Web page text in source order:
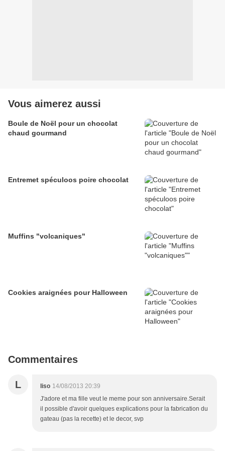
Vous aimerez aussi
Boule de Noël pour un chocolat
chaud gourmand
Entremet spéculoos poire chocolat
Muffins "volcaniques"
Cookies araignées pour Halloween
Commentaires
L liso 14/08/2013 20:39
J'adore et ma fille veut le meme pour son anniversaire.Serait
il possible d'avoir quelques explications pour la fabrication du
gateau (pas la recette) et le decor, svp